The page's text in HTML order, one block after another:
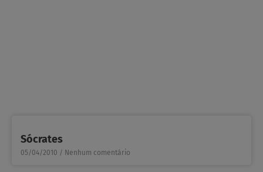
Sócrates
05/04/2010 Nenhum comentário